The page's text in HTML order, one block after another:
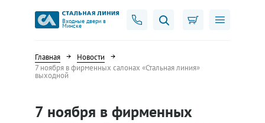
Входные двери в
Минске
Главная
Новости
7 ноября в фирменных салонах «Стальная линия»
выходной
7 ноября в фирменных